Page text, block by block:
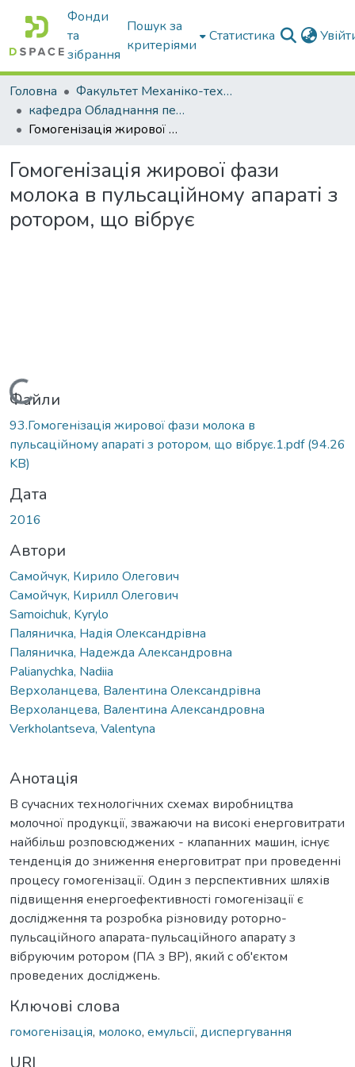
Фонди
та
зібрання
Пошук за
критеріями
Статистика
Головна
Факультет Механіко-технологічний
кафедра Обладнання переробних і харчових виробництв ім. професора Ф.Ю. Ялпачика
Гомогенізація жирової фази молока в пульсаційному апараті з ротором, що вібрує
Гомогенізація жирової фази
молока в пульсаційному апараті з
ротором, що вібрує
Вантажиться...
Файли
93.Гомогенізація жирової фази молока в
пульсаційному апараті з ротором, що вібрує.1.pdf(94.26
KB)
Дата
2016
Автори
Самойчук, Кирило Олегович
Самойчук, Кирилл Олегович
Samoichuk, Kyrylo
Паляничка, Надія Олександрівна
Паляничка, Надежда Александровна
Palianychka, Nadiia
Верхоланцева, Валентина Олександрівна
Верхоланцева, Валентина Александровна
Verkholantseva, Valentyna
Анотація
В сучасних технологічних схемах виробництва
молочної продукції, зважаючи на високі енерговитрати
найбільш розповсюджених - клапанних машин, існує
тенденція до зниження енерговитрат при проведенні
процесу гомогенізації. Один з перспективних шляхів
підвищення енергоефективності гомогенізації є
дослідження та розробка різновиду роторно-
пульсаційного апарата-пульсаційного апарату з
вібруючим ротором (ПА з ВР), який с об'єктом
проведених досліджень.
Ключові слова
гомогенізація, молоко, емульсії, диспергування
URI